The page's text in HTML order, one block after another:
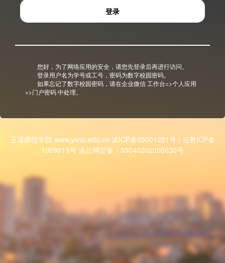
登录
您好，为了网络应用的安全，请您先登录后再进行访问。
登录用户名为学号或工号，密码为数字校园密码。
如果忘记了数字校园密码，请在企业微信 工作台=>个人应用
=>门户密码 中处理。
玉溪师范学院 www.yxnu.edu.cn 滇ICP备05001251号 | 云教ICP备
1009013号 滇公网安备：53040202000030号